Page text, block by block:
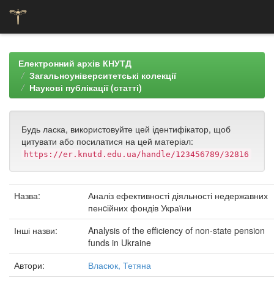
navigationЕлектронний архів КНУТД
Загальноуніверситетські колекції
Наукові публікації (статті)
Будь ласка, використовуйте цей ідентифікатор, щоб
цитувати або посилатися на цей матеріал:
https://er.knutd.edu.ua/handle/123456789/32816
Назва:
Аналіз ефективності діяльності недержавних
пенcійних фондів України
Інші назви:
Analysis of the efficiency of non-state pension
funds in Ukraine
Автори:
Власюк, Тетяна